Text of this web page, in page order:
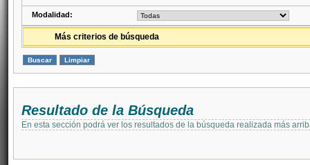
Modalidad:
Más criterios de búsqueda
Resultado de la Búsqueda
En esta sección podrá ver los resultados de la búsqueda realizada más